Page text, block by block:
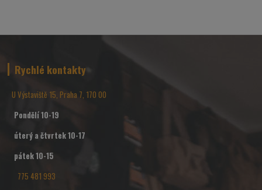
Rychlé kontakty
U Výstaviště 15, Praha 7, 170 00
Pondělí 10-19
úterý a čtvrtek 10-17
pátek 10-15
775 481 993